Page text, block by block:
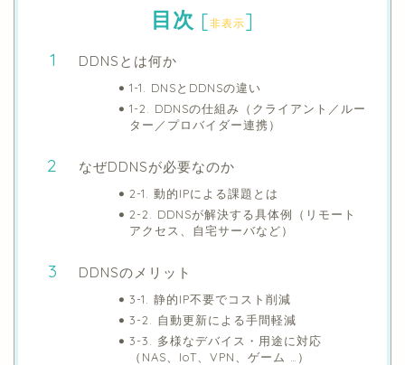
目次 [非表示]
DDNSとは何か
1-1. DNSとDDNSの違い
1-2. DDNSの仕組み（クライアント／ルー
ター／プロバイダー連携）
なぜDDNSが必要なのか
2-1. 動的IPによる課題とは
2-2. DDNSが解決する具体例（リモート
アクセス、自宅サーバなど）
DDNSのメリット
3-1. 静的IP不要でコスト削減
3-2. 自動更新による手間軽減
3-3. 多様なデバイス・用途に対応
（NAS、IoT、VPN、ゲーム …）